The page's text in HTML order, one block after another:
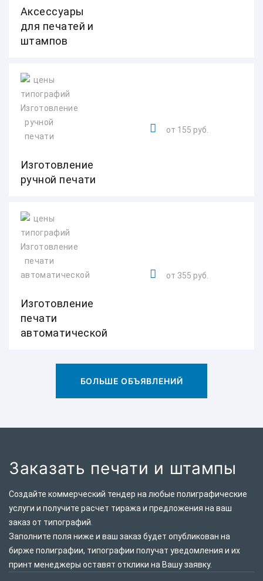
Аксессуары
для печатей и
штампов
Изготовление
ручной печати
от 155 руб.
Изготовление
печати
автоматической
от 355 руб.
БОЛЬШЕ ОБЪЯВЛЕНИЙ
Заказать печати и штампы
Создайте коммерческий тендер на любые полиграфические
услуги и получите расчет тиража и предложения на ваш
заказ от типографий.
Заполните поля ниже и ваш заказ будет опубликован на
бирже полиграфии, типографии получат уведомления и их
принт менеджеры оставят отклики на Вашу заявку.